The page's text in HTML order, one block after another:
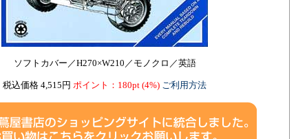
ソフトカバー／H270×W210／モノクロ／英語
税込価格 4,515円 ポイント：180pt (4%) ご利用方法